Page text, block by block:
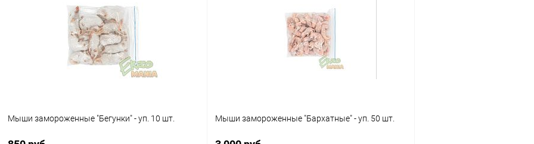
Купить в 1 клик Сравнение
В наличии
Мыши замороженные "Бегунки" - уп. 10 шт. Мыши замороженные "Бархатные" - уп. 50 шт.